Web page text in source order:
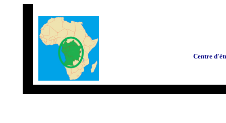
Centre